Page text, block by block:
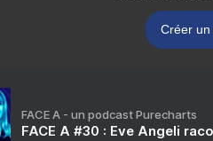
Créer un
FACE A - un podcast Purecharts
FACE A #30 : Eve Angeli